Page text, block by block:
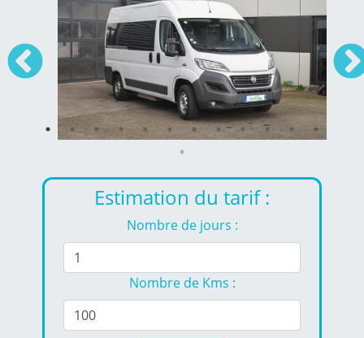
Estimation du tarif :
Nombre de jours :
Nombre de Kms :